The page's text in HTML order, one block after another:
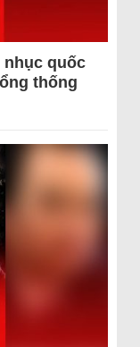
quốc
thống